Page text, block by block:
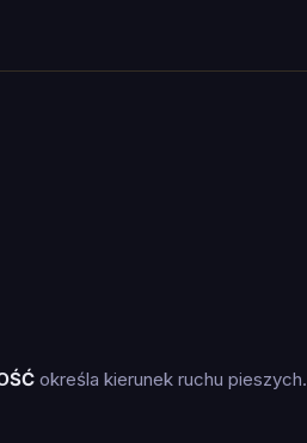
określa kierunek ruchu pieszych.